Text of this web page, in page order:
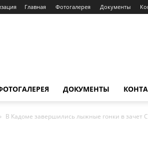
Главная Фотогалерея Документы
ДОКУМЕНТЫ
В Кадоме завершились лыжные гонки в зачет